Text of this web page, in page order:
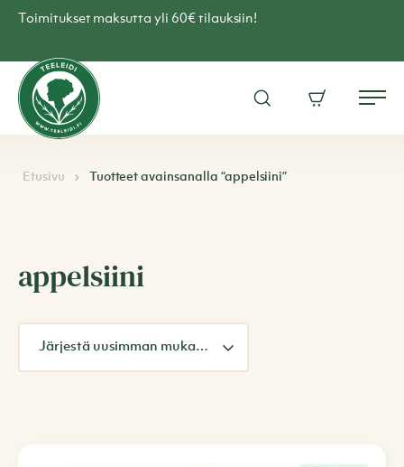
Skip
Toimitukset maksutta yli 60€ tilauksiin!
Teen
verkkokauppa
–
Teeleidi
Avaa
Ostoskori
Etusivu Tuotteet avainsanalla “appelsiini”
appelsiini